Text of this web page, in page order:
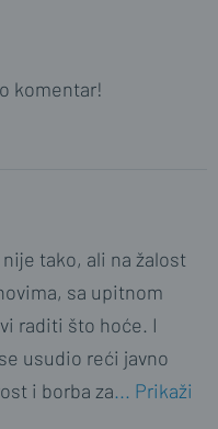
komentar!
tako, ali na žalost
sa upitnom
raditi što hoće. I
usudio reći javno
i borba za... Prikaži